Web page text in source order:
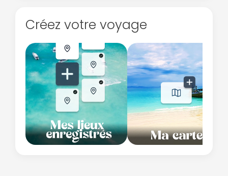
Créez votre voyage